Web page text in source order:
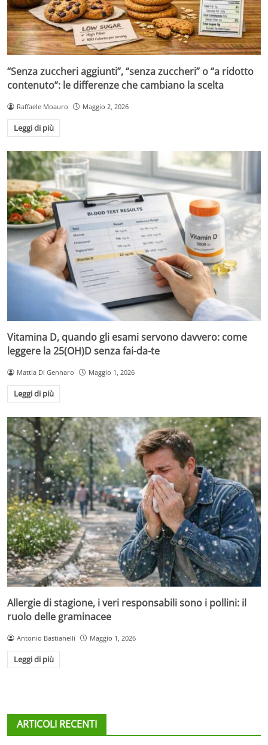
“Senza zuccheri aggiunti”, “senza zuccheri” o “a ridotto
contenuto”: le differenze che cambiano la scelta
Raffaele Moauro Maggio 2, 2026
Leggi di più
Vitamina D, quando gli esami servono davvero: come
leggere la 25(OH)D senza fai-da-te
Mattia Di Gennaro Maggio 1, 2026
Leggi di più
Allergie di stagione, i veri responsabili sono i pollini: il
ruolo delle graminacee
Antonio Bastianelli Maggio 1, 2026
Leggi di più
ARTICOLI RECENTI